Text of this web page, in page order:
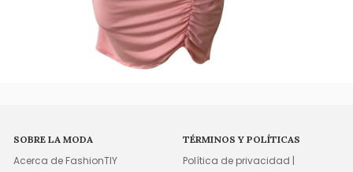
SOBRE LA MODA
Acerca de FashionTIY
TÉRMINOS Y POLÍTICAS
Política de privacidad |